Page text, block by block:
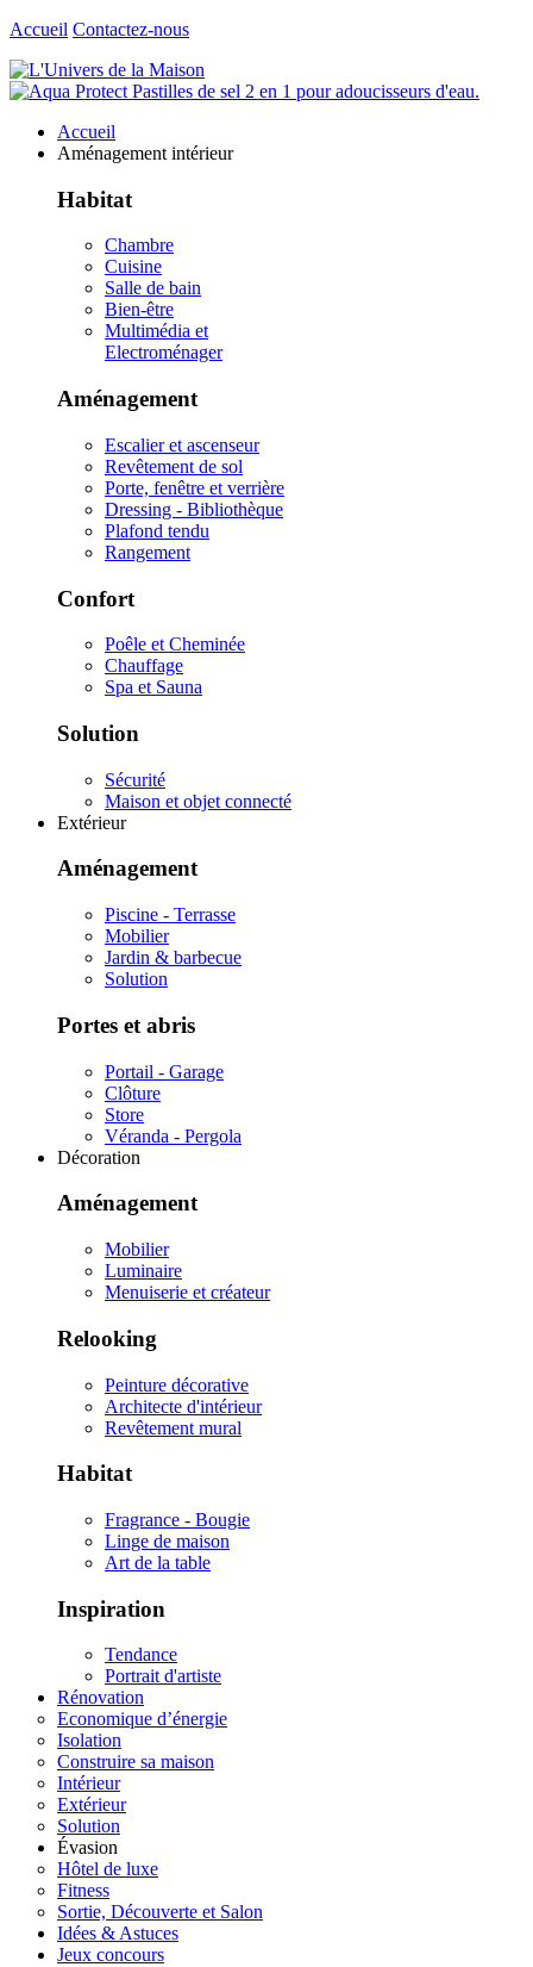
Accueil Contactez-nous
Accueil
Aménagement intérieur
Habitat
Chambre
Cuisine
Salle de bain
Bien-être
Multimédia et
Electroménager
Aménagement
Escalier et ascenseur
Revêtement de sol
Porte, fenêtre et verrière
Dressing - Bibliothèque
Plafond tendu
Rangement
Confort
Poêle et Cheminée
Chauffage
Spa et Sauna
Solution
Sécurité
Maison et objet connecté
Extérieur
Aménagement
Piscine - Terrasse
Mobilier
Jardin & barbecue
Solution
Portes et abris
Portail - Garage
Clôture
Store
Véranda - Pergola
Décoration
Aménagement
Mobilier
Luminaire
Menuiserie et créateur
Relooking
Peinture décorative
Architecte d'intérieur
Revêtement mural
Habitat
Fragrance - Bougie
Linge de maison
Art de la table
Inspiration
Tendance
Portrait d'artiste
Rénovation
Economique d’énergie
Isolation
Construire sa maison
Intérieur
Extérieur
Solution
Évasion
Hôtel de luxe
Fitness
Sortie, Découverte et Salon
Idées & Astuces
Jeux concours